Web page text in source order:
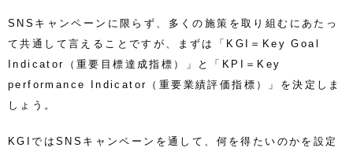
SNSキャンペーンに限らず、多くの施策を取り組むにあたっ
て共通して言えることですが、まずは「KGI＝Key Goal
Indicator（重要目標達成指標）」と「KPI＝Key
performance Indicator（重要業績評価指標）」を決定しま
しょう。
KGIではSNSキャンペーンを通して、何を得たいのかを設定